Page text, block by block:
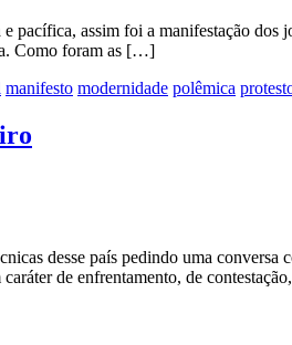
assim foi a manifestação
Como foram as […]
manifesto modernidade polêmica
desse país pedindo uma
de enfrentamento, de